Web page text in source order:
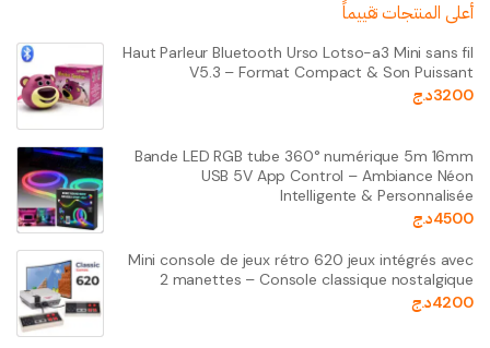
أعلى المنتجات تقييماً
Haut Parleur Bluetooth Urso Lotso-a3 Mini sans fil
V5.3 – Format Compact & Son Puissant
3200د.ج
Bande LED RGB tube 360° numérique 5m 16mm
USB 5V App Control – Ambiance Néon
Intelligente & Personnalisée
4500د.ج
Mini console de jeux rétro 620 jeux intégrés avec
2 manettes – Console classique nostalgique
4200د.ج